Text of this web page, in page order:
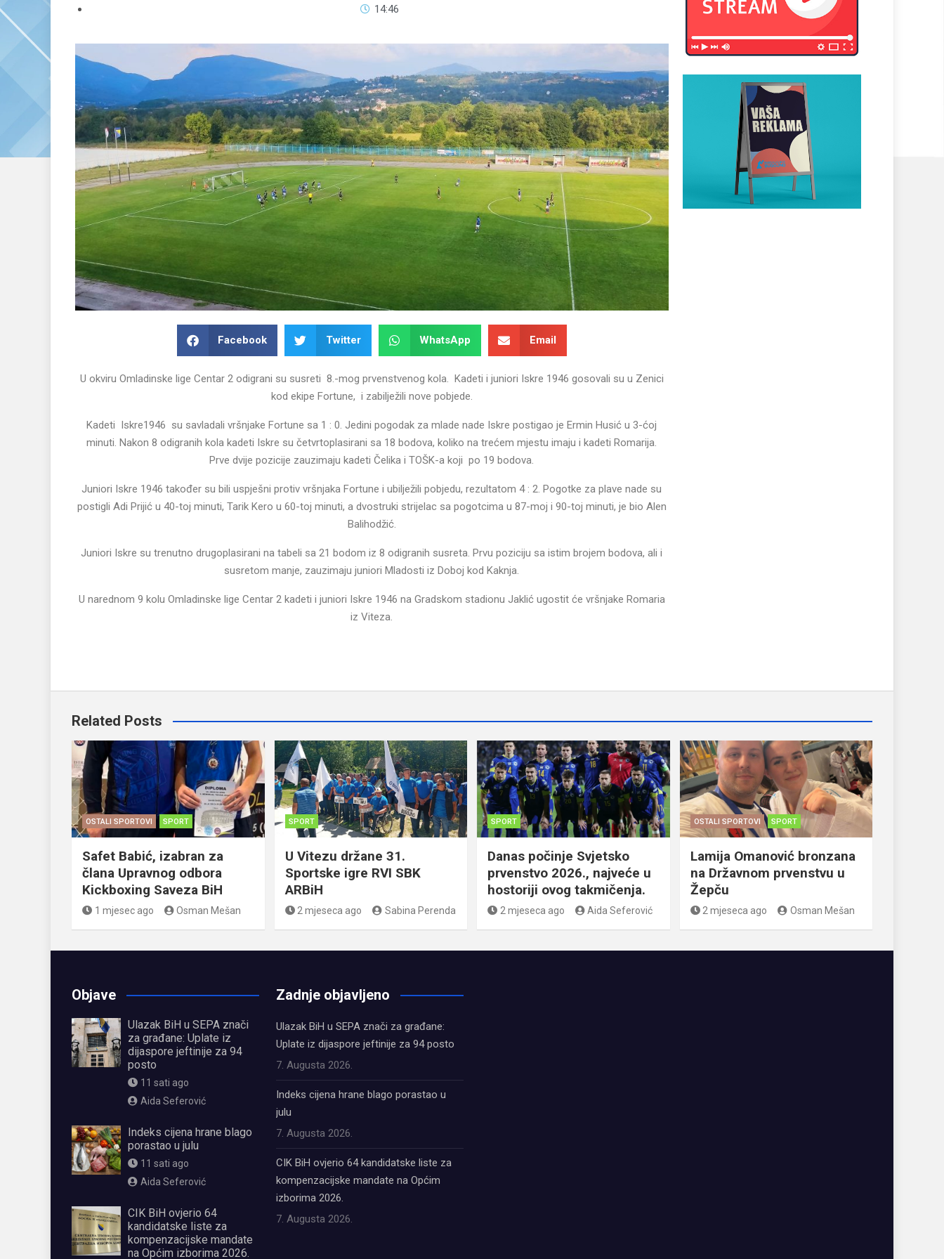
14:46
Facebook Twitter WhatsApp Email
U okviru Omladinske lige Centar 2 odigrani su susreti 8.-mog prvenstvenog kola. Kadeti i juniori Iskre 1946 gosovali su u Zenici
kod ekipe Fortune, i zabilježili nove pobjede.
Kadeti Iskre1946 su savladali vršnjake Fortune sa 1 : 0. Jedini pogodak za mlade nade Iskre postigao je Ermin Husić u 3-ćoj
minuti. Nakon 8 odigranih kola kadeti Iskre su četvrtoplasirani sa 18 bodova, koliko na trećem mjestu imaju i kadeti Romarija.
Prve dvije pozicije zauzimaju kadeti Čelika i TOŠK-a koji po 19 bodova.
Juniori Iskre 1946 također su bili uspješni protiv vršnjaka Fortune i ubilježili pobjedu, rezultatom 4 : 2. Pogotke za plave nade su
postigli Adi Prijić u 40-toj minuti, Tarik Kero u 60-toj minuti, a dvostruki strijelac sa pogotcima u 87-moj i 90-toj minuti, je bio Alen
Balihodžić.
Juniori Iskre su trenutno drugoplasirani na tabeli sa 21 bodom iz 8 odigranih susreta. Prvu poziciju sa istim brojem bodova, ali i
susretom manje, zauzimaju juniori Mladosti iz Doboj kod Kaknja.
U narednom 9 kolu Omladinske lige Centar 2 kadeti i juniori Iskre 1946 na Gradskom stadionu Jaklić ugostit će vršnjake Romaria
iz Viteza.
Related Posts
OSTALI SPORTOVI SPORT
Safet Babić, izabran za
člana Upravnog odbora
Kickboxing Saveza BiH
1 mjesec ago Osman Mešan
SPORT
U Vitezu držane 31.
Sportske igre RVI SBK
ARBiH
2 mjeseca ago Sabina Perenda
SPORT
Danas počinje Svjetsko
prvenstvo 2026., najveće u
hostoriji ovog takmičenja.
2 mjeseca ago Aida Seferović
OSTALI SPORTOVI SPORT
Lamija Omanović bronzana
na Državnom prvenstvu u
Žepču
2 mjeseca ago Osman Mešan
Objave
Ulazak BiH u SEPA znači
za građane: Uplate iz
dijaspore jeftinije za 94
posto
11 sati ago
Aida Seferović
Indeks cijena hrane blago
porastao u julu
11 sati ago
Aida Seferović
CIK BiH ovjerio 64
kandidatske liste za
kompenzacijske mandate
na Općim izborima 2026.
Zadnje objavljeno
Ulazak BiH u SEPA znači za građane:
Uplate iz dijaspore jeftinije za 94 posto
7. Augusta 2026.
Indeks cijena hrane blago porastao u
julu
7. Augusta 2026.
CIK BiH ovjerio 64 kandidatske liste za
kompenzacijske mandate na Općim
izborima 2026.
7. Augusta 2026.